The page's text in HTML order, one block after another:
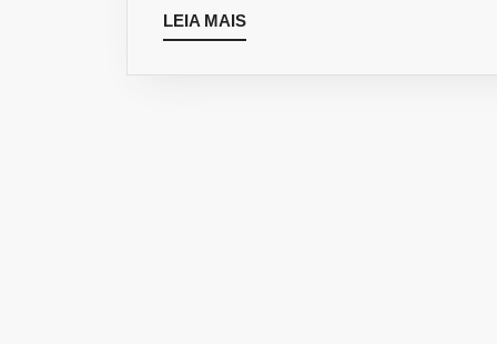
LEIA MAISLEIA
MAIS